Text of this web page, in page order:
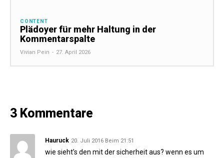
CONTENT
Plädoyer für mehr Haltung in der
Kommentarspalte
Vivian Pein - 27. April 2026
3 Kommentare
Hauruck 20. Juli 2016 Beim 21:51
wie sieht’s den mit der sicherheit aus? wenn es um